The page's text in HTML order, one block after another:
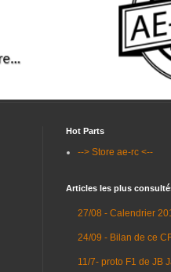
Hot Parts
--> Store ae-rc <--
Articles les plus
27/08 - Calendrier
24/09 - Bilan de ce
11/7- proto F1 de JB